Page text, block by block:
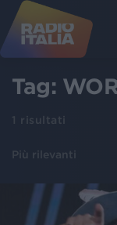
Tag:
1 risultati
Più rilevanti